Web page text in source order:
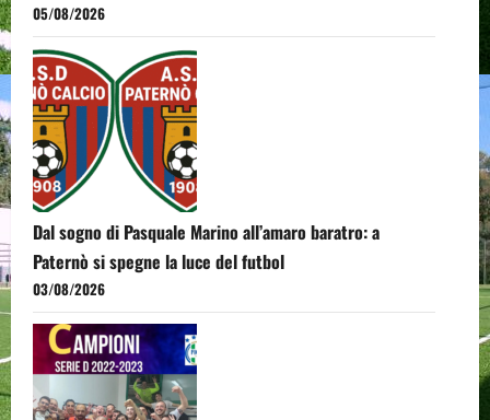
05/08/2026
Dal sogno di Pasquale Marino all’amaro baratro: a
Paternò si spegne la luce del futbol
03/08/2026